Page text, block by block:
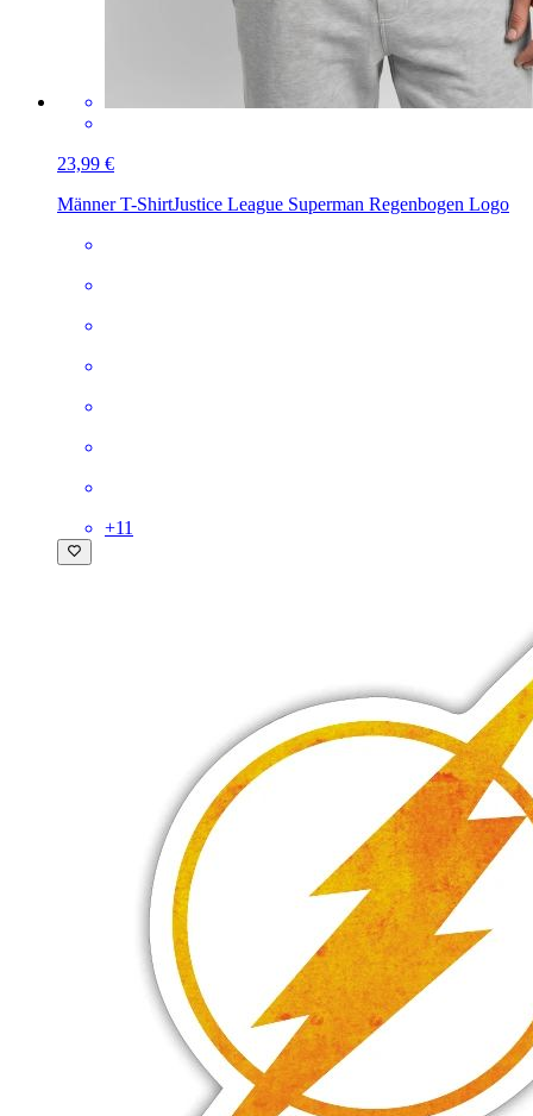
23,99 €
Männer T-ShirtJustice League Superman Regenbogen Logo
+11